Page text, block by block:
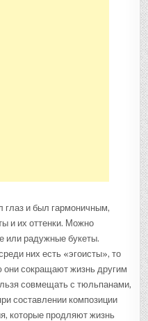
глаз и был гармоничным,
и их оттенки. Можно
или радужные букеты.
них есть «эгоисты», то
они сокращают жизнь другим
совмещать с тюльпанами,
составлении композиции
которые продляют жизнь